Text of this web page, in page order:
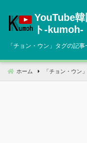
へ
動
YouTube
ト‐kumoh‐
「チョン・ウン 」タグの記事
ホーム 「 チョン・ウン